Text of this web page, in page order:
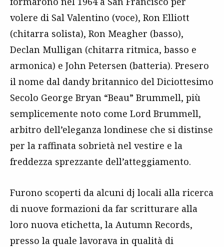
volere di Sal Valentino (voce), Ron Elliott
(chitarra solista), Ron Meagher (basso),
Declan Mulligan (chitarra ritmica, basso e
armonica) e John Petersen (batteria). Presero
il nome dal dandy britannico del Diciottesimo
Secolo George Bryan “Beau” Brummell, più
semplicemente noto come Lord Brummell,
arbitro dell’eleganza londinese che si distinse
per la raffinata sobrietà nel vestire e la
freddezza sprezzante dell’atteggiamento.
Furono scoperti da alcuni dj locali alla ricerca
di nuove formazioni da far scritturare alla
loro nuova etichetta, la Autumn Records,
presso la quale lavorava in qualità di